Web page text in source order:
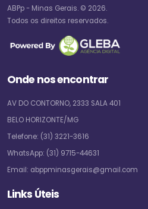
ABPp - Minas Gerais. © 2026.
Todos os direitos reservados.
Onde nos encontrar
AV DO CONTORNO, 2333 SALA 401
BELO HORIZONTE/MG
Telefone: (31) 3221-3616
WhatsApp: (31) 9715-44631
Email: abppminasgerais@gmail.com
Links Úteis